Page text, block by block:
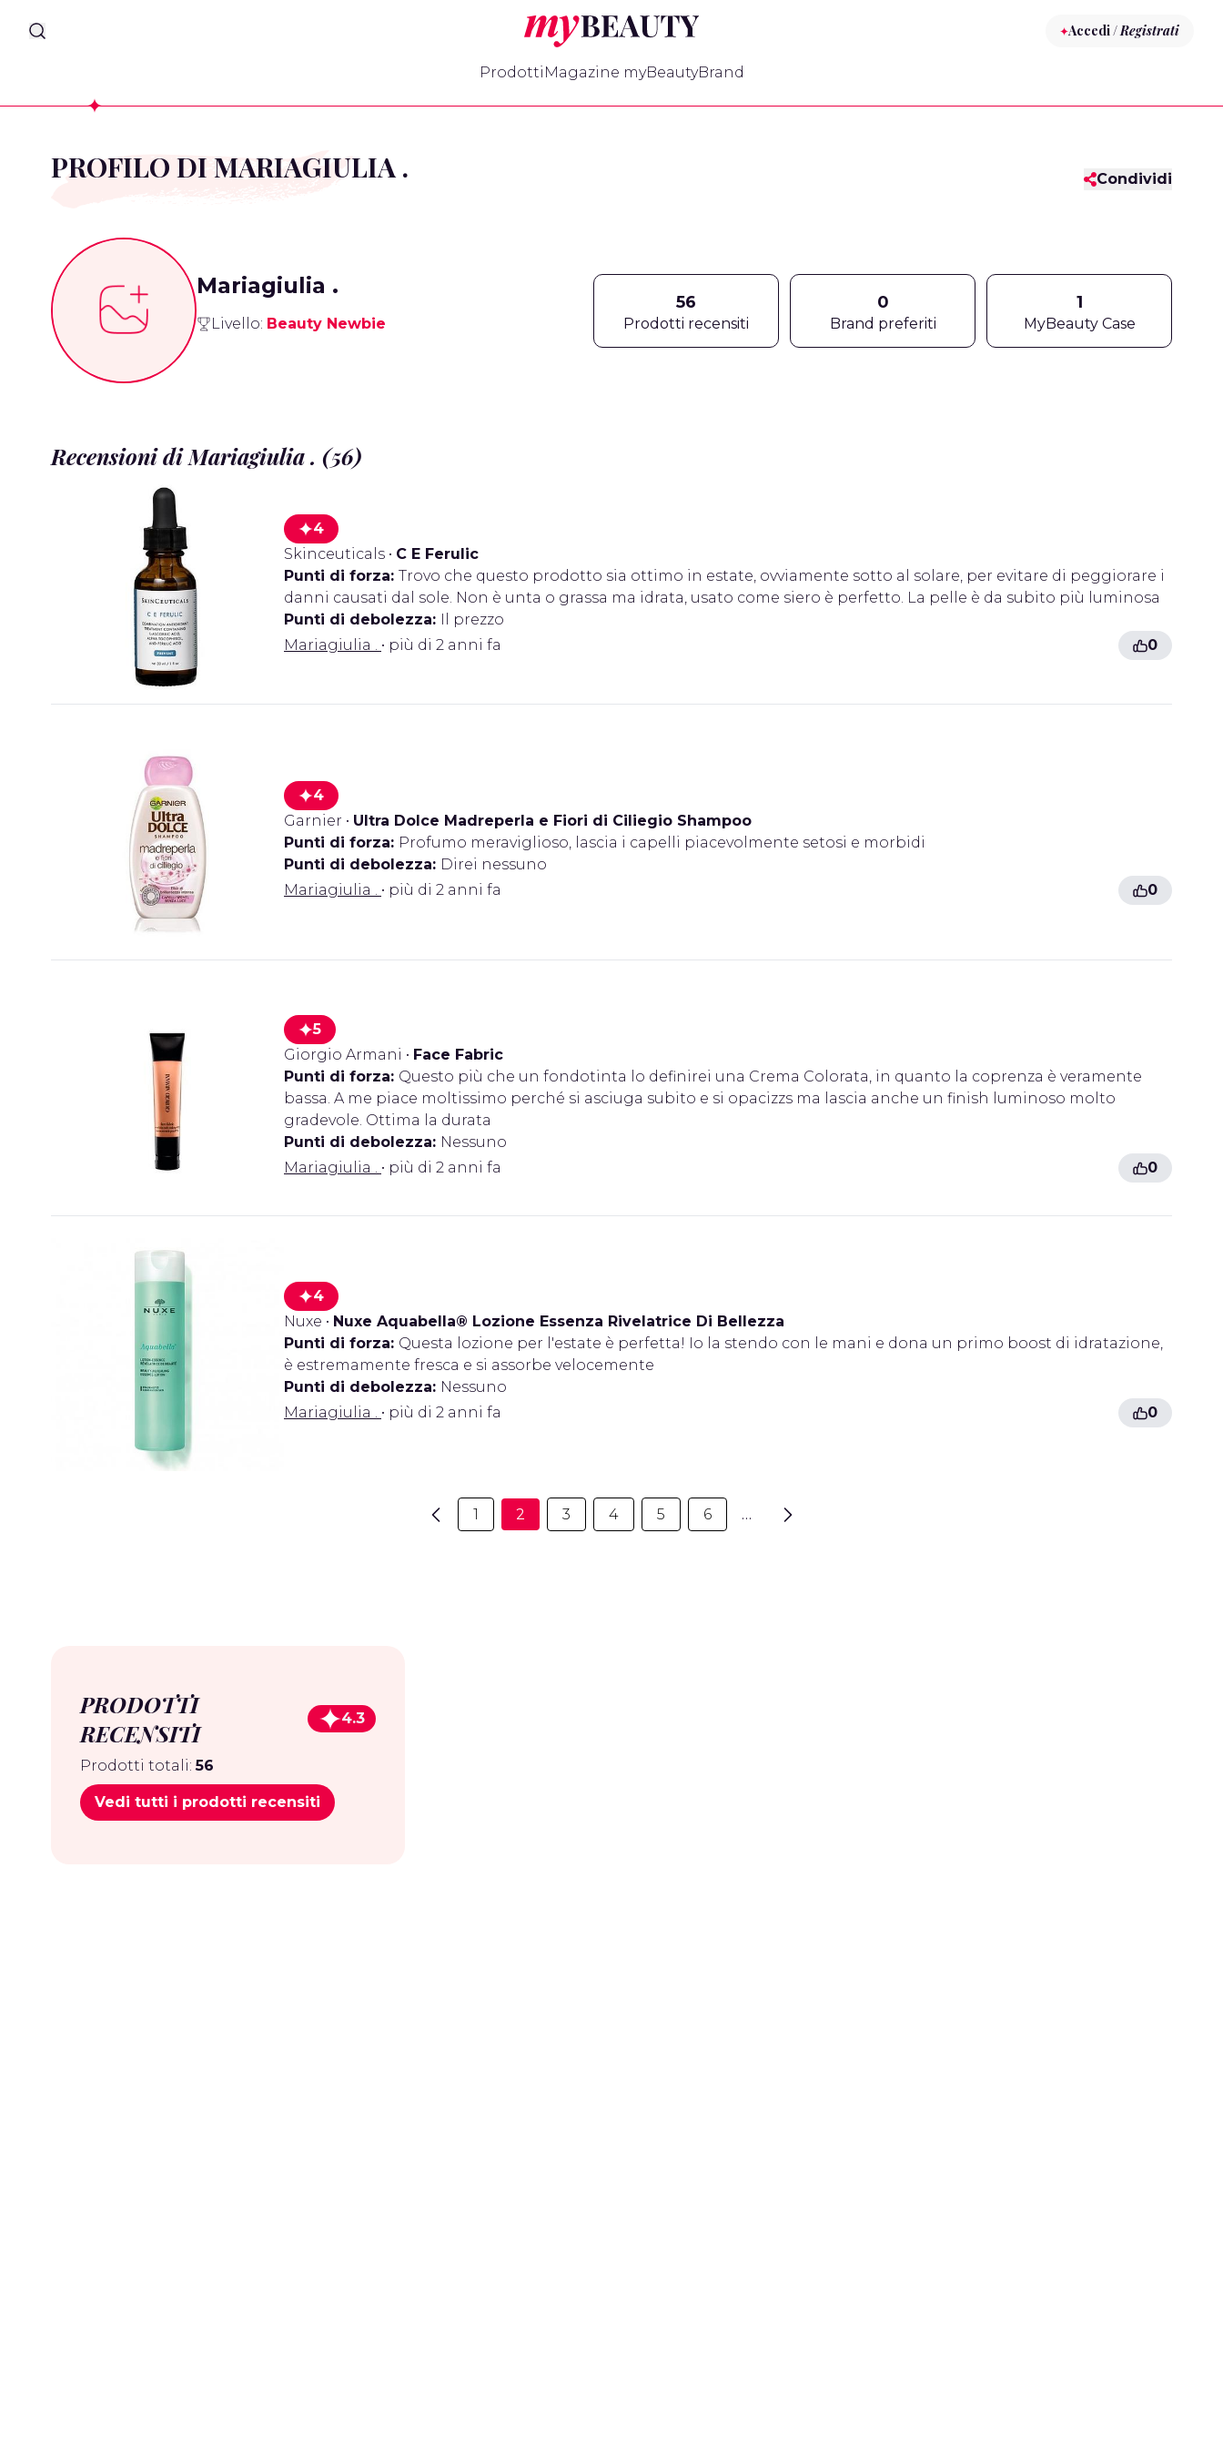
myBeauty Accedi /Registrati
Prodotti Magazine myBeautyBrand
PROFILO DI MARIAGIULIA . Condividi
Mariagiulia .
Livello: Beauty Newbie
56
Prodotti recensiti
0
Brand preferiti
1
MyBeauty Case
Recensioni di Mariagiulia . (56)
4
Skinceuticals • C E Ferulic
Punti di forza: Trovo che questo prodotto sia ottimo in estate, ovviamente sotto al solare, per evitare di peggiorare i
danni causati dal sole. Non è unta o grassa ma idrata, usato come siero è perfetto. La pelle è da subito più luminosa
Punti di debolezza: Il prezzo
Mariagiulia . • più di 2 anni fa 0
4
Garnier • Ultra Dolce Madreperla e Fiori di Ciliegio Shampoo
Punti di forza: Profumo meraviglioso, lascia i capelli piacevolmente setosi e morbidi
Punti di debolezza: Direi nessuno
Mariagiulia . • più di 2 anni fa 0
5
Giorgio Armani • Face Fabric
Punti di forza: Questo più che un fondotinta lo definirei una Crema Colorata, in quanto la coprenza è veramente
bassa. A me piace moltissimo perché si asciuga subito e si opacizzs ma lascia anche un finish luminoso molto
gradevole. Ottima la durata
Punti di debolezza: Nessuno
Mariagiulia . • più di 2 anni fa 0
4
Nuxe • Nuxe Aquabella® Lozione Essenza Rivelatrice Di Bellezza
Punti di forza: Questa lozione per l'estate è perfetta! Io la stendo con le mani e dona un primo boost di idratazione,
è estremamente fresca e si assorbe velocemente
Punti di debolezza: Nessuno
Mariagiulia . • più di 2 anni fa 0
1 2 3 4 5 6 …
PRODOTTI
RECENSITI
4.3
Prodotti totali:56
Vedi tutti i prodotti recensiti